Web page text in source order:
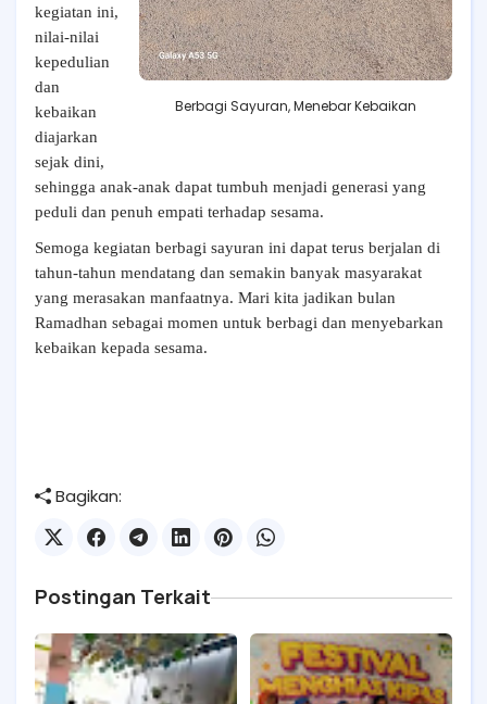
Berbagi Sayuran, Menebar Kebaikan
kegiatan ini,
nilai-nilai
kepedulian
dan
kebaikan
diajarkan
sejak dini,
sehingga anak-anak dapat tumbuh menjadi generasi yang
peduli dan penuh empati terhadap sesama.
Semoga kegiatan berbagi sayuran ini dapat terus berjalan di
tahun-tahun mendatang dan semakin banyak masyarakat
yang merasakan manfaatnya. Mari kita jadikan bulan
Ramadhan sebagai momen untuk berbagi dan menyebarkan
kebaikan kepada sesama.
Bagikan:
Postingan Terkait